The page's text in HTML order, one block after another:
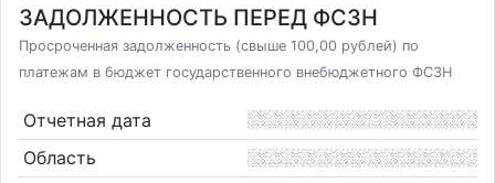
ЗАДОЛЖЕННОСТЬ ПЕРЕД ФСЗН
Просроченная задолженность (свыше 100,00 рублей) по
платежам в бюджет государственного внебюджетного ФСЗН
Отчетная дата
Область